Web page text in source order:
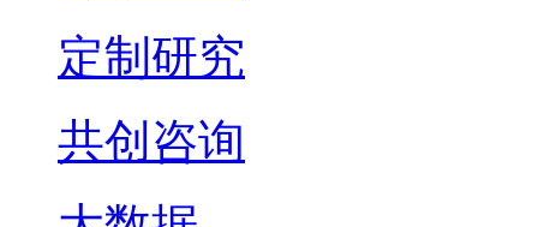
定制研究
共创咨询